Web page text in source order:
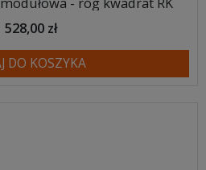
528,00 zł
DO KOSZYKA